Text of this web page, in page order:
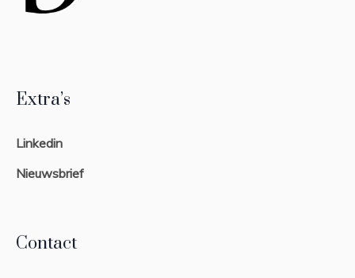
Extra’s
Linkedin
Nieuwsbrief
Contact